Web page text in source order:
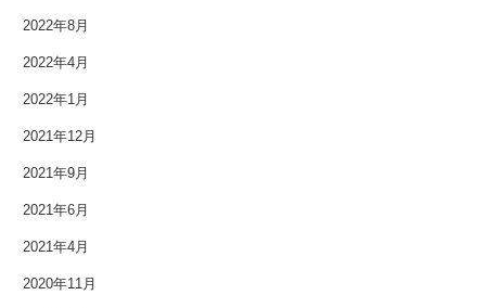
2022年8月
2022年4月
2022年1月
2021年12月
2021年9月
2021年6月
2021年4月
2020年11月